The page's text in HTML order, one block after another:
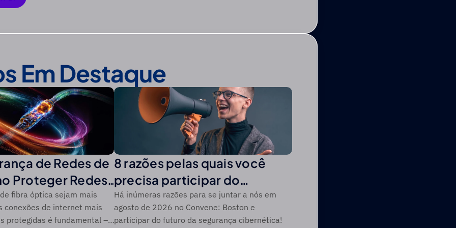
PDF
Em Destaque
de Redes de
Proteger Redes
contra
fibra óptica sejam mais
conexões de internet mais
protegidas é fundamental –
8 razões pelas quais você
precisa participar do
Convene: Boston
Há inúmeras razões para se juntar a nós em
agosto de 2026 no Convene: Boston e
participar do futuro da segurança cibernética!